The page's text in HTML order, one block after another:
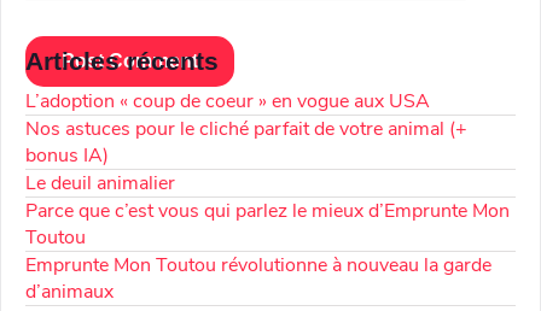
Articles récents
L’adoption « coup de coeur » en vogue aux USA
Nos astuces pour le cliché parfait de votre animal (+
bonus IA)
Le deuil animalier
Parce que c’est vous qui parlez le mieux d’Emprunte Mon
Toutou
Emprunte Mon Toutou révolutionne à nouveau la garde
d’animaux